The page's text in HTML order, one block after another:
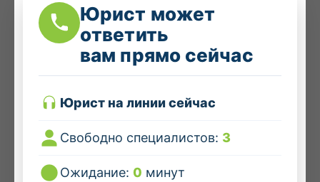
Юрист может
ответить
вам прямо сейчас
Юрист на линии сейчас
Свободно специалистов: 3
Ожидание: 0 минут